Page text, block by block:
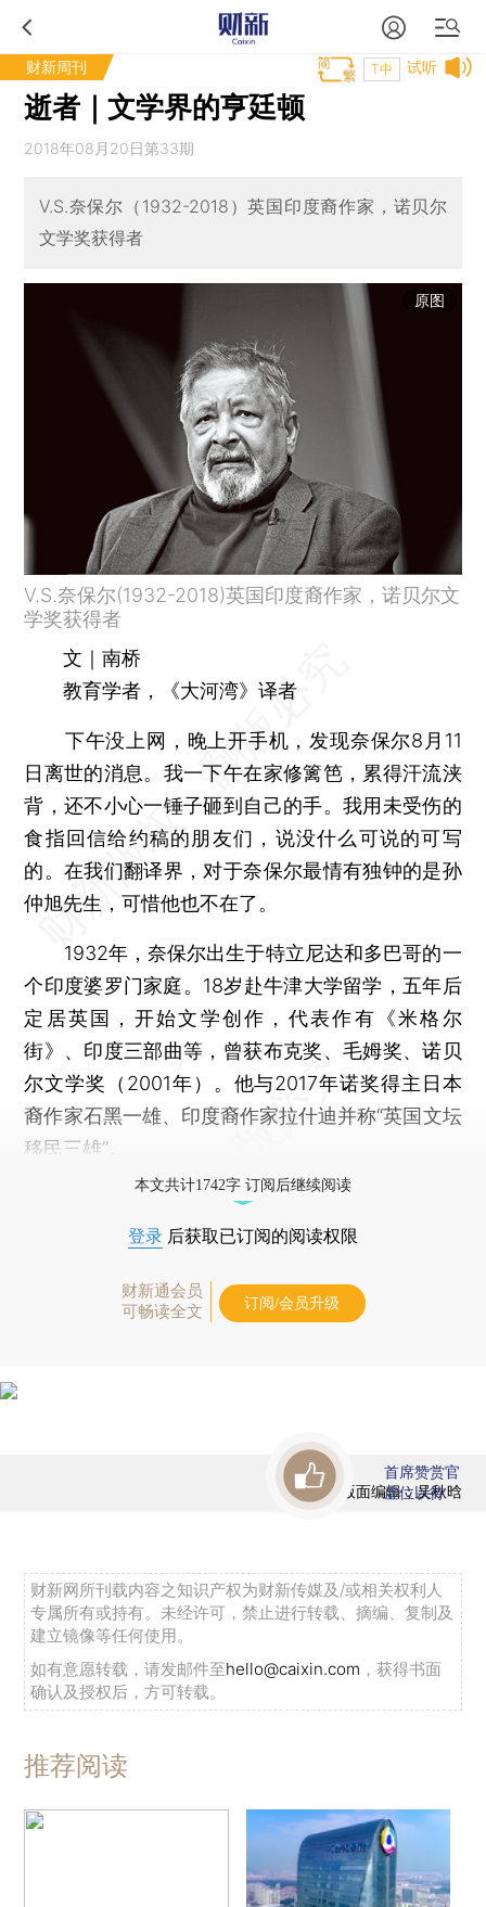
财新周刊 试听
T中
逝者｜文学界的亨廷顿
2018年08月20日第33期
V.S.奈保尔（1932-2018）英国印度裔作家，诺贝尔
文学奖获得者
原图
V.S.奈保尔(1932-2018)英国印度裔作家，诺贝尔文
学奖获得者
文｜南桥
教育学者，《大河湾》译者
下午没上网，晚上开手机，发现奈保尔8月11
日离世的消息。我一下午在家修篱笆，累得汗流浃
背，还不小心一锤子砸到自己的手。我用未受伤的
食指回信给约稿的朋友们，说没什么可说的可写
的。在我们翻译界，对于奈保尔最情有独钟的是孙
仲旭先生，可惜他也不在了。
1932年，奈保尔出生于特立尼达和多巴哥的一
个印度婆罗门家庭。18岁赴牛津大学留学，五年后
定居英国，开始文学创作，代表作有《米格尔
街》、印度三部曲等，曾获布克奖、毛姆奖、诺贝
尔文学奖（2001年）。他与2017年诺奖得主日本
裔作家石黑一雄、印度裔作家拉什迪并称“英国文坛
移民三雄”。
本文共计1742字 订阅后继续阅读
登录 后获取已订阅的阅读权限
财新通会员
可畅读全文
订阅/会员升级
版面编辑：吴秋晗
首席赞赏官
虚位以待
财新网所刊载内容之知识产权为财新传媒及/或相关权利人
专属所有或持有。未经许可，禁止进行转载、摘编、复制及
建立镜像等任何使用。
如有意愿转载，请发邮件至hello@caixin.com ，获得书面
确认及授权后，方可转载。
推荐阅读